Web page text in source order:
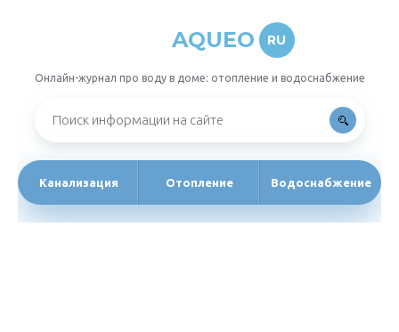
AQUEO RU
Онлайн-журнал про воду в доме: отопление и водоснабжение
Канализация Отопление Водоснабжение